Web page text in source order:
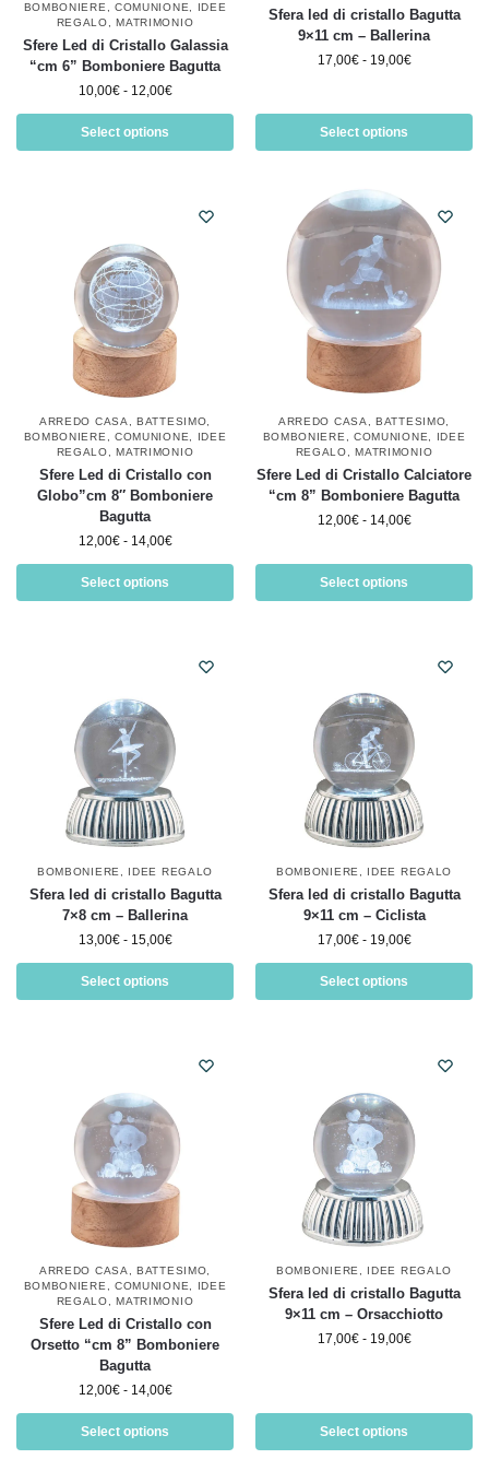
BOMBONIERE
COMUNIONE
IDEE
REGALO ,MATRIMONIO
Sfere Led di Cristallo Galassia
“cm 6” Bomboniere Bagutta
10,00€ - 12,00€
Select options
Sfera led di cristallo Bagutta
9×11 cm – Ballerina
17,00€ - 19,00€
Select options
ARREDO CASA ,BATTESIMO
BOMBONIERE
COMUNIONE
IDEE
REGALO ,MATRIMONIO
Sfere Led di Cristallo con
Globo”cm 8″ Bomboniere
Bagutta
12,00€ - 14,00€
Select options
ARREDO CASA ,BATTESIMO
BOMBONIERE
COMUNIONE
IDEE
REGALO ,MATRIMONIO
Sfere Led di Cristallo Calciatore
“cm 8” Bomboniere Bagutta
12,00€ - 14,00€
Select options
BOMBONIERE IDEE REGALO
Sfera led di cristallo Bagutta
7×8 cm – Ballerina
13,00€ - 15,00€
Select options
BOMBONIERE IDEE REGALO
Sfera led di cristallo Bagutta
9×11 cm – Ciclista
17,00€ - 19,00€
Select options
ARREDO CASA ,BATTESIMO
BOMBONIERE
COMUNIONE
IDEE
REGALO ,MATRIMONIO
Sfere Led di Cristallo con
Orsetto “cm 8” Bomboniere
Bagutta
12,00€ - 14,00€
Select options
BOMBONIERE IDEE REGALO
Sfera led di cristallo Bagutta
9×11 cm – Orsacchiotto
17,00€ - 19,00€
Select options